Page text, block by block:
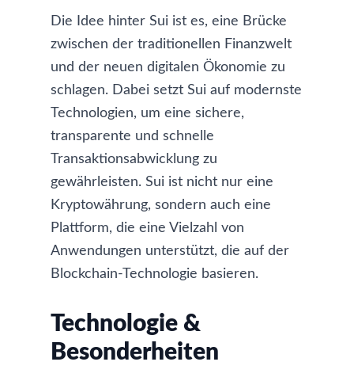
Die Idee hinter Sui ist es, eine Brücke
zwischen der traditionellen Finanzwelt
und der neuen digitalen Ökonomie zu
schlagen. Dabei setzt Sui auf modernste
Technologien, um eine sichere,
transparente und schnelle
Transaktionsabwicklung zu
gewährleisten. Sui ist nicht nur eine
Kryptowährung, sondern auch eine
Plattform, die eine Vielzahl von
Anwendungen unterstützt, die auf der
Blockchain-Technologie basieren.
Technologie &
Besonderheiten